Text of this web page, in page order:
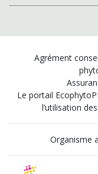
Agrément
Le portail
l’utilisation
Organisme